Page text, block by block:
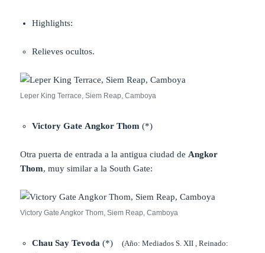
Highlights:
Relieves ocultos.
Leper King Terrace, Siem Reap, Camboya
Victory Gate Angkor Thom (*)
Otra puerta de entrada a la antigua ciudad de Angkor
Thom, muy similar a la South Gate:
Victory Gate Angkor Thom, Siem Reap, Camboya
Chau Say Tevoda (*)
(Año: Mediados S. XII , Reinado: